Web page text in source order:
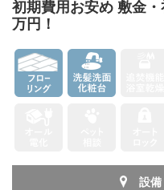
初期費用お安め 敷金
万円！
設